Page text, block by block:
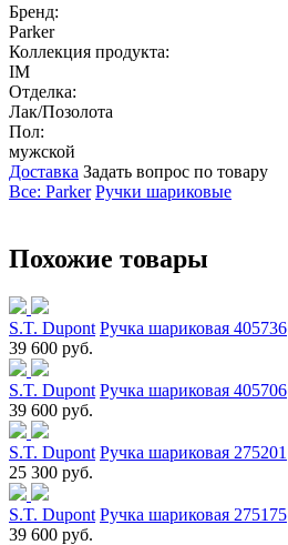
Бренд:
Parker
Коллекция продукта:
IM
Отделка:
Лак/Позолота
Пол:
мужской
Доставка Задать вопрос по товару
Все: Parker Ручки шариковые
Похожие товары
S.T. Dupont Ручка шариковая 405736
39 600 руб.
S.T. Dupont Ручка шариковая 405706
39 600 руб.
S.T. Dupont Ручка шариковая 275201
25 300 руб.
S.T. Dupont Ручка шариковая 275175
39 600 руб.